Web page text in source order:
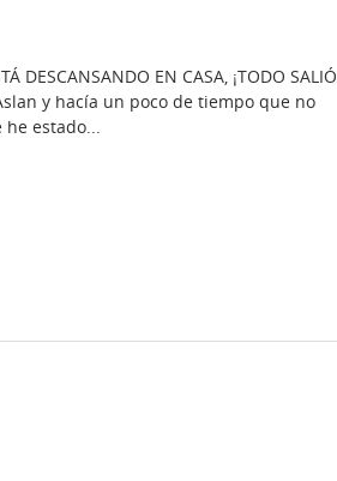
DESCANSANDO EN CASA, ¡TODO SALIÓ
y hacía un poco de tiempo que no
estado...